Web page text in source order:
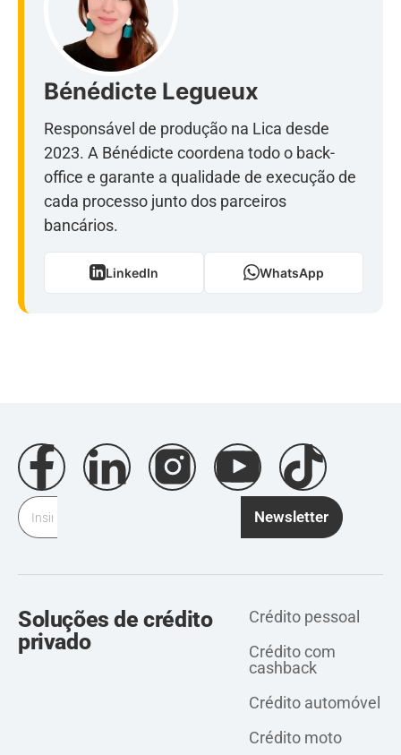
Bénédicte Legueux
Responsável de produção na Lica desde
2023. A Bénédicte coordena todo o back-
office e garante a qualidade de execução de
cada processo junto dos parceiros
bancários.
LinkedIn WhatsApp
Newsletter
Soluções de crédito
privado
Crédito pessoal
Crédito com
cashback
Crédito automóvel
Crédito moto